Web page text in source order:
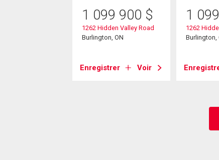
1 099 900 $
1262 Hidden Valley Road
Burlington, ON
Enregistrer Voir
1
1262
Burlington,